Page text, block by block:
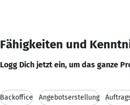
Fähigkeiten und
Logg Dich jetzt ein, um das ganze
Backoffice Angebotserstellung